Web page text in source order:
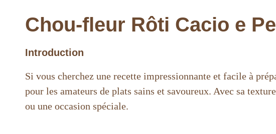
Chou-fleur Rôti Cacio e
Introduction
Si vous cherchez une recette impressionnante et facile à
pour les amateurs de plats sains et savoureux. Avec sa
ou une occasion spéciale.